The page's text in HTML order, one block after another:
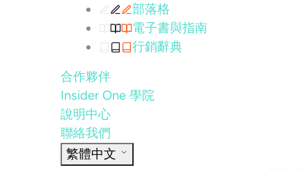
部落格
電子書與指南
行銷辭典
合作夥伴
Insider One 學院
說明中心
聯絡我們
繁體中文